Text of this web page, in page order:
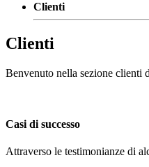
Clienti
Clienti
Benvenuto nella sezione clienti
Casi di successo
Attraverso le testimonianze di